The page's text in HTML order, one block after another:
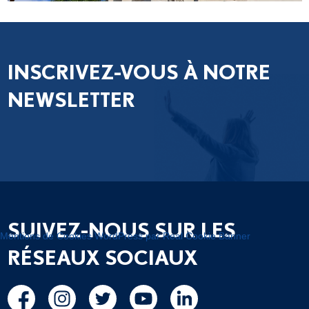
INSCRIVEZ-VOUS À NOTRE
NEWSLETTER
SUIVEZ-NOUS SUR LES
RÉSEAUX SOCIAUX
Mentions de Cookies WordPress par Real Cookie Banner